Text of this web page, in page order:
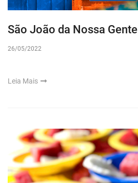
São João da Nossa Gente
26/05/2022
Leia Mais